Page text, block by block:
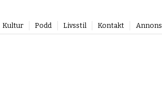
Kultur Podd Livsstil Kontakt Annons